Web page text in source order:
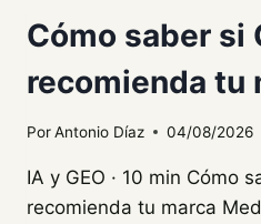
SEO?
Cómo saber si
recomienda tu
PorAntonio Díaz 04/08/2026
IA y GEO · 10 min Cómo
recomienda tu marca